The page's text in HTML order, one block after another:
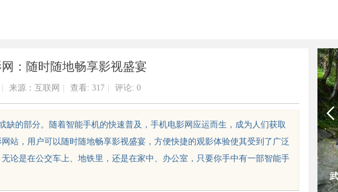
：随时随地畅享影视盛宴
来源：互联网 查看: 317 评论: 0
缺的部分。随着智能手机的快速普及，手机电影网应运而生，成为人们获取
站，用户可以随时随地畅享影视盛宴，方便快捷的观影体验使其受到了广泛
论是在公交车上、地铁里，还是在家中、办公室，只要你手中有一部智能手